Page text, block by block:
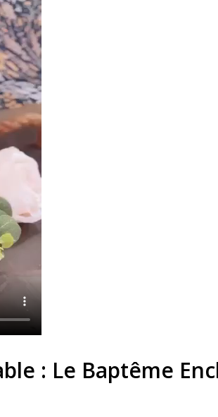
: Le Baptême